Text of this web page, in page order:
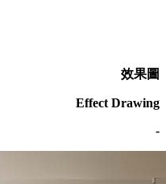
效果圖
Effect Drawing
-